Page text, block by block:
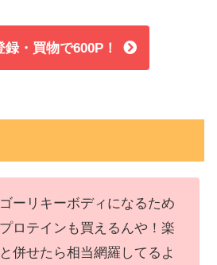
録・買物で600P！
ーリキーボディになるため
ロテインも買えるんや！楽
併せたら相当網羅してるよ